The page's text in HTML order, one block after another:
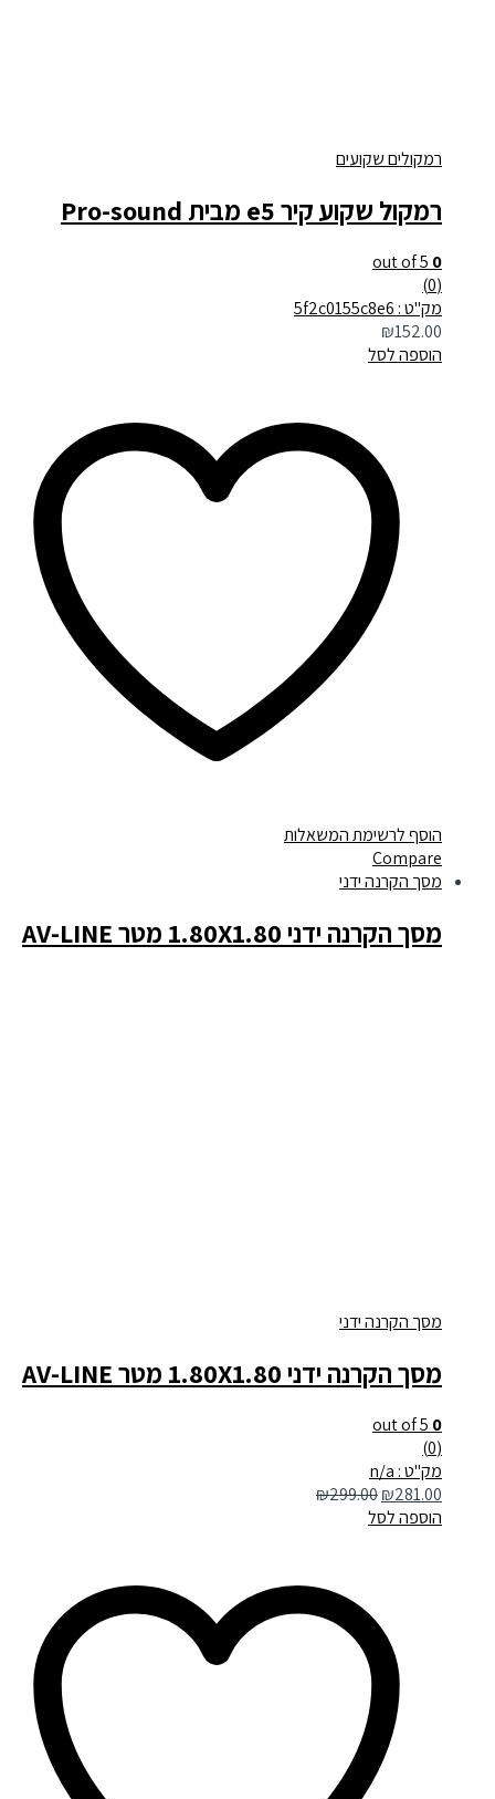
רמקולים שקועים
רמקול שקוע קיר e5 מבית Pro-sound
0
out of 5
מק"ט : 5f2c0155c8e6
₪152.00
הוספה לסל
הוסף לרשימת המשאלות
Compare
מסך הקרנה ידני
מסך הקרנה ידני 1.80X1.80 מטר AV-LINE
מסך הקרנה ידני
מסך הקרנה ידני 1.80X1.80 מטר AV-LINE
0
out of 5
מק"ט : n/a
₪281.00
₪299.00
הוספה לסל